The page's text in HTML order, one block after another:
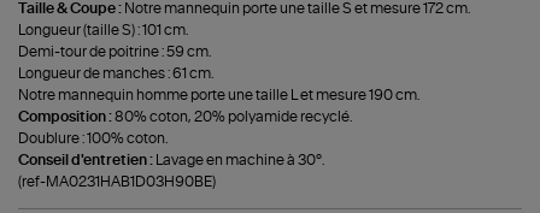
Taille & Coupe : Notre mannequin porte une taille S et mesure 172 cm.
Longueur (taille S) : 101 cm.
Demi-tour de poitrine : 59 cm.
Longueur de manches : 61 cm.
Notre mannequin homme porte une taille L et mesure 190 cm.
Composition :80% coton, 20% polyamide recyclé.
Doublure : 100% coton.
Conseil d'entretien : Lavage en machine à 30°.
(ref-MA0231HAB1D03H90BE)